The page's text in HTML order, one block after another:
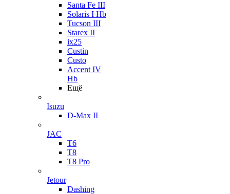
Santa Fe III
Solaris I Hb
Tucson III
Starex II
ix25
Custin
Custo
Accent IV
Hb
Ещё
Isuzu
D-Max II
JAC
T6
T8
T8 Pro
Jetour
Dashing